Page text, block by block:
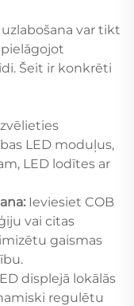
var tikt
Šeit ir konkrēti
LED moduļus,
LED lodītes ar
Ieviesiet COB
vai citas
gaismas
displejā lokālās
regulētu